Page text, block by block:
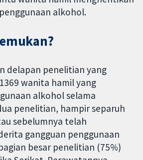
alkohol.
delapan penelitian yang
wanita hamil yang
alkohol selama
penelitian, hampir separuh
sebelumnya telah
gangguan penggunaan
besar penelitian (75%)